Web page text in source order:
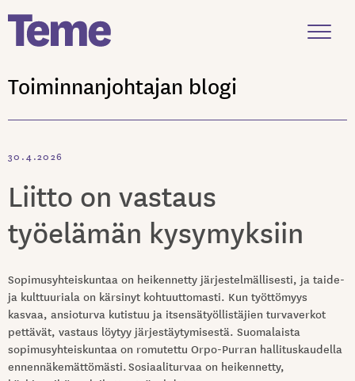
Siirry
sisältöön
Toiminnanjohtajan blogi
30.4.2026
Liitto on vastaus
työelämän kysymyksiin
Sopimusyhteiskuntaa on heikennetty järjestelmällisesti, ja taide-
ja kulttuuriala on kärsinyt kohtuuttomasti. Kun työttömyys
kasvaa, ansioturva kutistuu ja itsensätyöllistäjien turvaverkot
pettävät, vastaus löytyy järjestäytymisestä. Suomalaista
sopimusyhteiskuntaa on romutettu Orpo-Purran hallituskaudella
ennennäkemättömästi. Sosiaaliturvaa on heikennetty,